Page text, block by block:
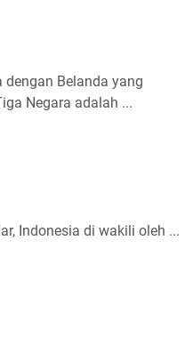
dengan Belanda yang
Negara adalah ...
Indonesia di wakili oleh ...